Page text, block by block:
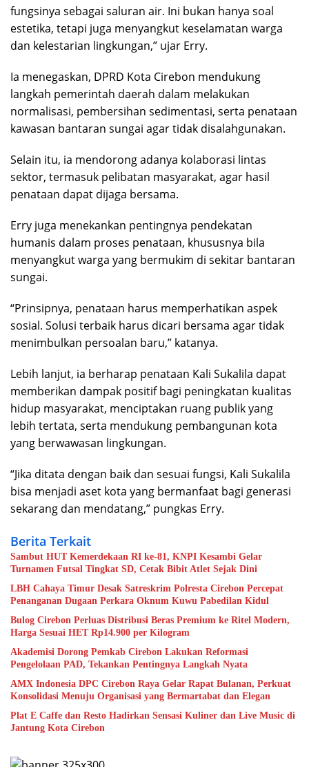
fungsinya sebagai saluran air. Ini bukan hanya soal
estetika, tetapi juga menyangkut keselamatan warga
dan kelestarian lingkungan,” ujar Erry.
Ia menegaskan, DPRD Kota Cirebon mendukung
langkah pemerintah daerah dalam melakukan
normalisasi, pembersihan sedimentasi, serta penataan
kawasan bantaran sungai agar tidak disalahgunakan.
Selain itu, ia mendorong adanya kolaborasi lintas
sektor, termasuk pelibatan masyarakat, agar hasil
penataan dapat dijaga bersama.
Erry juga menekankan pentingnya pendekatan
humanis dalam proses penataan, khususnya bila
menyangkut warga yang bermukim di sekitar bantaran
sungai.
“Prinsipnya, penataan harus memperhatikan aspek
sosial. Solusi terbaik harus dicari bersama agar tidak
menimbulkan persoalan baru,” katanya.
Lebih lanjut, ia berharap penataan Kali Sukalila dapat
memberikan dampak positif bagi peningkatan kualitas
hidup masyarakat, menciptakan ruang publik yang
lebih tertata, serta mendukung pembangunan kota
yang berwawasan lingkungan.
“Jika ditata dengan baik dan sesuai fungsi, Kali Sukalila
bisa menjadi aset kota yang bermanfaat bagi generasi
sekarang dan mendatang,” pungkas Erry.
Berita Terkait
Sambut HUT Kemerdekaan RI ke-81, KNPI Kesambi Gelar
Turnamen Futsal Tingkat SD, Cetak Bibit Atlet Sejak Dini
LBH Cahaya Timur Desak Satreskrim Polresta Cirebon Percepat
Penanganan Dugaan Perkara Oknum Kuwu Pabedilan Kidul
Bulog Cirebon Perluas Distribusi Beras Premium ke Ritel Modern,
Harga Sesuai HET Rp14.900 per Kilogram
Akademisi Dorong Pemkab Cirebon Lakukan Reformasi
Pengelolaan PAD, Tekankan Pentingnya Langkah Nyata
AMX Indonesia DPC Cirebon Raya Gelar Rapat Bulanan, Perkuat
Konsolidasi Menuju Organisasi yang Bermartabat dan Elegan
Plat E Caffe dan Resto Hadirkan Sensasi Kuliner dan Live Music di
Jantung Kota Cirebon